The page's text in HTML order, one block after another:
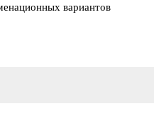
вариантов